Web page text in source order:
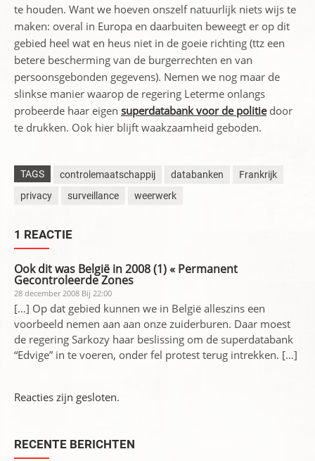
te houden. Want we hoeven onszelf natuurlijk niets wijs te
maken: overal in Europa en daarbuiten beweegt er op dit
gebied heel wat en heus niet in de goeie richting (ttz een
betere bescherming van de burgerrechten en van
persoonsgebonden gegevens). Nemen we nog maar de
slinkse manier waarop de regering Leterme onlangs
probeerde haar eigen superdatabank voor de politiedoor
te drukken. Ook hier blijft waakzaamheid geboden.
TAGS controlemaatschappij databanken
Frankrijk
privacy
surveillance weerwerk
1 REACTIE
Ook dit was België in 2008 (1) « Permanent
Gecontroleerde Zones
28 december 2008 Bij 22:00
[…] Op dat gebied kunnen we in België alleszins een
voorbeeld nemen aan aan onze zuiderburen. Daar moest
de regering Sarkozy haar beslissing om de superdatabank
“Edvige” in te voeren, onder fel protest terug intrekken. […]
Reacties zijn gesloten.
RECENTE BERICHTEN